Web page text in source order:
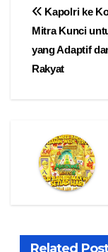
pos
Kapolri ke
Mitra Kunci
yang Adaptif
Rakyat
Related Post